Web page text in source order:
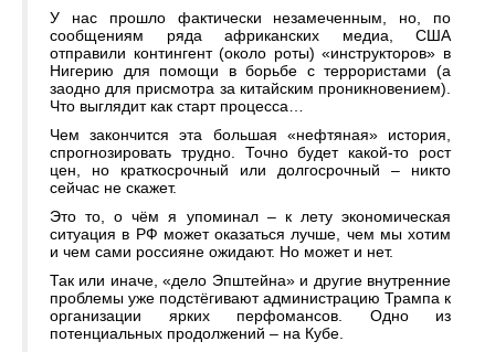
У нас прошло фактически незамеченным, но, по
сообщениям ряда африканских медиа, США
отправили контингент (около роты) «инструкторов» в
Нигерию для помощи в борьбе с террористами (а
заодно для присмотра за китайским проникновением).
Что выглядит как старт процесса…
Чем закончится эта большая «нефтяная» история,
спрогнозировать трудно. Точно будет какой-то рост
цен, но краткосрочный или долгосрочный – никто
сейчас не скажет.
Это то, о чём я упоминал – к лету экономическая
ситуация в РФ может оказаться лучше, чем мы хотим
и чем сами россияне ожидают. Но может и нет.
Так или иначе, «дело Эпштейна» и другие внутренние
проблемы уже подстёгивают администрацию Трампа к
организации ярких перфомансов. Одно из
потенциальных продолжений – на Кубе.